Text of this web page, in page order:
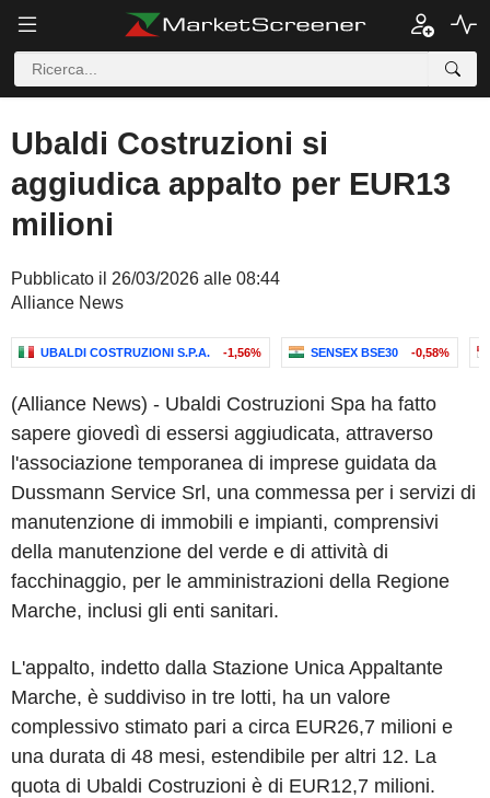
Ubaldi Costruzioni si
aggiudica appalto per EUR13
milioni
Pubblicato il 26/03/2026 alle 08:44
Alliance News
UBALDI COSTRUZIONI S.P.A. -1,56% SENSEX BSE30 -0,58%
(Alliance News) - Ubaldi Costruzioni Spa ha fatto
sapere giovedì di essersi aggiudicata, attraverso
l'associazione temporanea di imprese guidata da
Dussmann Service Srl, una commessa per i servizi di
manutenzione di immobili e impianti, comprensivi
della manutenzione del verde e di attività di
facchinaggio, per le amministrazioni della Regione
Marche, inclusi gli enti sanitari.
L'appalto, indetto dalla Stazione Unica Appaltante
Marche, è suddiviso in tre lotti, ha un valore
complessivo stimato pari a circa EUR26,7 milioni e
una durata di 48 mesi, estendibile per altri 12. La
quota di Ubaldi Costruzioni è di EUR12,7 milioni.